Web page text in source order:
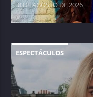
8 DE AGOSTO DE 2026
ESPECTÁCULOS